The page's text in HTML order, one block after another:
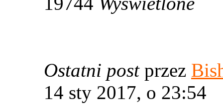
Ostatni post przez
14 sty 2017, o 23:54